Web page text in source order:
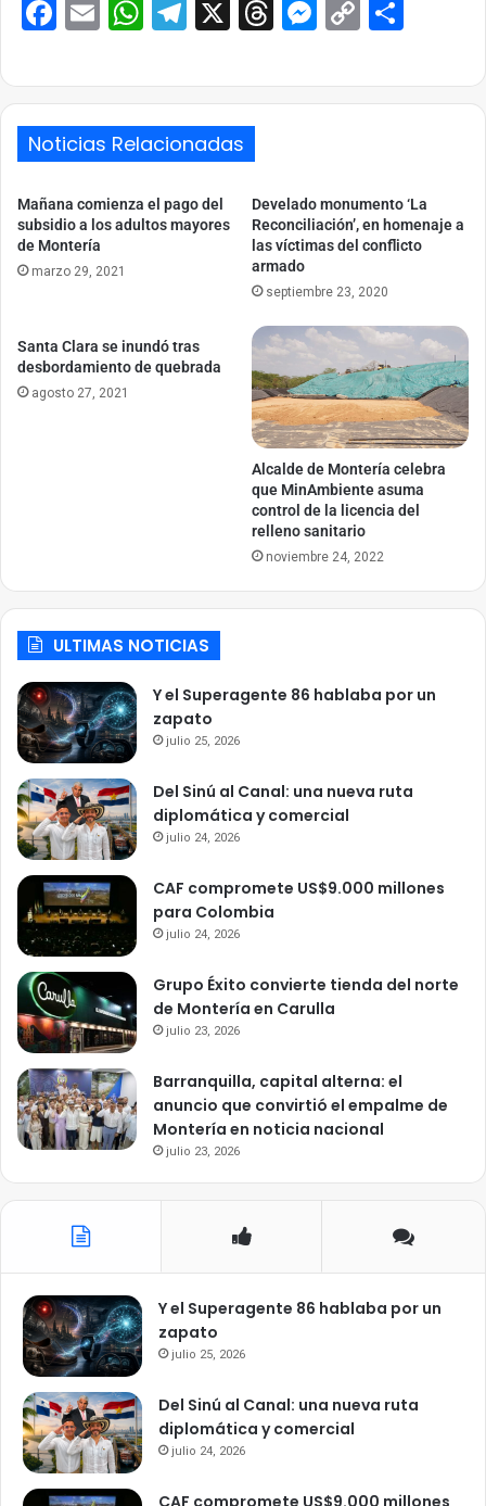
Facebook
EmailWhatsApp
Telegram
X ThreadsCopy
Noticias Relacionadas
Mañana comienza el pago del
subsidio a los adultos mayores
de Montería
marzo 29, 2021
Develado monumento ‘La
Reconciliación’, en homenaje a
las víctimas del conflicto
armado
septiembre 23, 2020
Santa Clara se inundó tras
desbordamiento de quebrada
agosto 27, 2021
Alcalde de Montería celebra
que MinAmbiente asuma
control de la licencia del
relleno sanitario
noviembre 24, 2022
ULTIMAS NOTICIAS
Y el Superagente 86 hablaba por un
zapato
julio 25, 2026
Del Sinú al Canal: una nueva ruta
diplomática y comercial
julio 24, 2026
CAF compromete US$9.000 millones
para Colombia
julio 24, 2026
Grupo Éxito convierte tienda del norte
de Montería en Carulla
julio 23, 2026
Barranquilla, capital alterna: el
anuncio que convirtió el empalme de
Montería en noticia nacional
julio 23, 2026
Y el Superagente 86 hablaba por un
zapato
julio 25, 2026
Del Sinú al Canal: una nueva ruta
diplomática y comercial
julio 24, 2026
CAF compromete US$9.000 millones